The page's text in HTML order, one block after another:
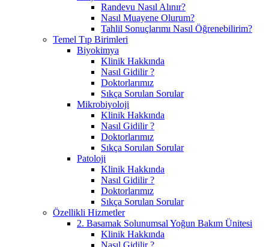
Randevu Nasıl Alınır?
Nasıl Muayene Olurum?
Tahlil Sonuçlarımı Nasıl Öğrenebilirim?
Temel Tıp Birimleri
Biyokimya
Klinik Hakkında
Nasıl Gidilir ?
Doktorlarımız
Sıkça Sorulan Sorular
Mikrobiyoloji
Klinik Hakkında
Nasıl Gidilir ?
Doktorlarımız
Sıkça Sorulan Sorular
Patoloji
Klinik Hakkında
Nasıl Gidilir ?
Doktorlarımız
Sıkça Sorulan Sorular
Özellikli Hizmetler
2. Basamak Solunumsal Yoğun Bakım Ünitesi
Klinik Hakkında
Nasıl Gidilir ?